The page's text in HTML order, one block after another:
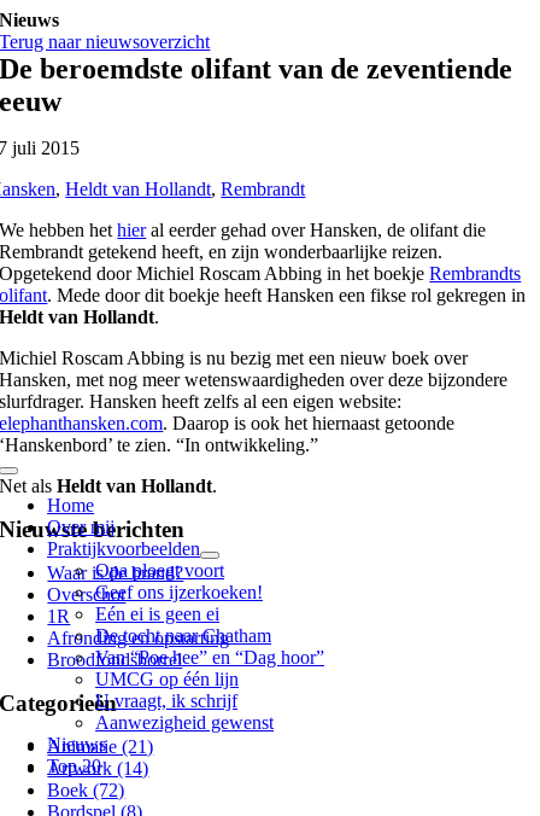
Ga
naar
inhoud
Toggle
Navigation
Home
Over mij
Praktijkvoorbeelden
Opa ploegt voort
Geef ons ijzerkoeken!
Eén ei is geen ei
De tocht naar Chatham
Van “Poe hee” en “Dag hoor”
UMCG op één lijn
U vraagt, ik schrijf
Aanwezigheid gewenst
Nieuws
Top 20
Nieuws
Terug naar nieuwsoverzicht
De beroemdste olifant van de zeventiende
eeuw
juli 2015
,Heldt van Hollandt,Rembrandt
We hebben hethieral eerder gehad over Hansken, de olifant die
Rembrandt getekend heeft, en zijn wonderbaarlijke reizen.
Opgetekend door Michiel Roscam Abbing in het boekjeRembrandts
olifant. Mede door dit boekje heeft Hansken een fikse rol gekregen in
Heldt van Hollandt.
Michiel Roscam Abbing is nu bezig met een nieuw boek over
Hansken, met nog meer wetenswaardigheden over deze bijzondere
slurfdrager. Hansken heeft zelfs al een eigen website:
elephanthansken.com. Daarop is ook het hiernaast getoonde
‘Hanskenbord’ te zien. “In ontwikkeling.”
Net alsHeldt van Hollandt.
Nieuwste berichten
Waar is de brand?
Overschot
1R
Afronding en opstarting
Broodfondsborrel
Categorieën
Animatie (21)
Artwork (14)
Boek (72)
Bordspel (8)